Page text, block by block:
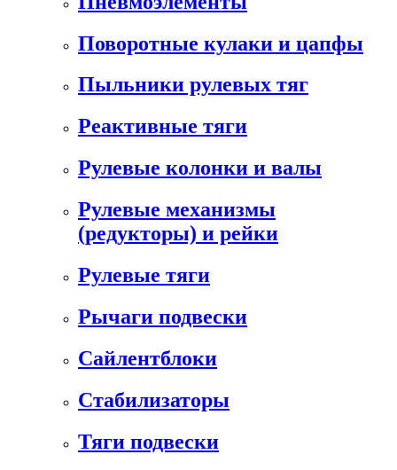
Поворотные кулаки и цапфы
Пыльники рулевых тяг
Реактивные тяги
Рулевые колонки и валы
Рулевые механизмы
(редукторы) и рейки
Рулевые тяги
Рычаги подвески
Сайлентблоки
Стабилизаторы
Тяги подвески